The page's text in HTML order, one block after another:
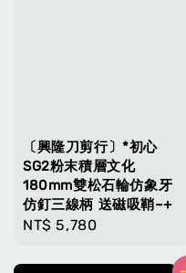
〔興隆刀剪行〕*初心
SG2粉末積層文化
180mm雙松石輪仿象牙
仿釘三線柄 送磁吸鞘~+
Regular
NT$ 5,780